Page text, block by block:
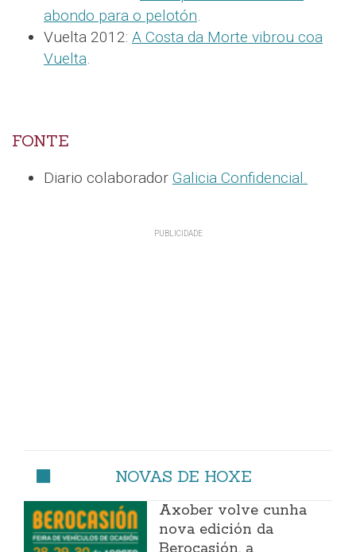
abondo para o pelotón.
Vuelta 2012: A Costa da Morte vibrou coa
Vuelta.
FONTE
Diario colaborador Galicia Confidencial.
NOVAS DE HOXE
Axober volve cunha
nova edición da